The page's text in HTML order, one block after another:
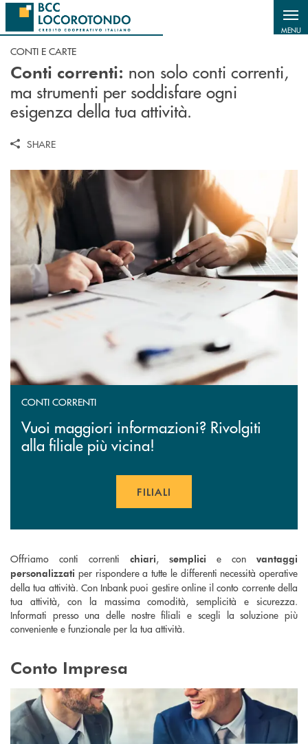
Salta al contenuto principale
MENU
CONTI E CARTE
Conti correnti: non solo conti correnti,
ma strumenti per soddisfare ogni
esigenza della tua attività.
SHARE
CONTI CORRENTI
Vuoi maggiori informazioni? Rivolgiti
alla filiale più vicina!
FILIALI
Offriamo conti correnti chiari, semplici e con vantaggi
personalizzati per rispondere a tutte le differenti necessità operative
della tua attività. Con Inbank puoi gestire online il conto corrente della
tua attività, con la massima comodità, semplicità e sicurezza.
Informati presso una delle nostre filiali e scegli la soluzione più
conveniente e funzionale per la tua attività.
Conto Impresa